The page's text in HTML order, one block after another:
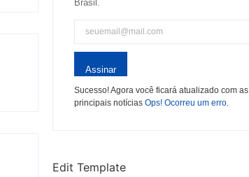
Brasil.
Assinar
Sucesso! Agora você ficará atualizado com as
principais notícias Ops! Ocorreu um erro.
Edit Template